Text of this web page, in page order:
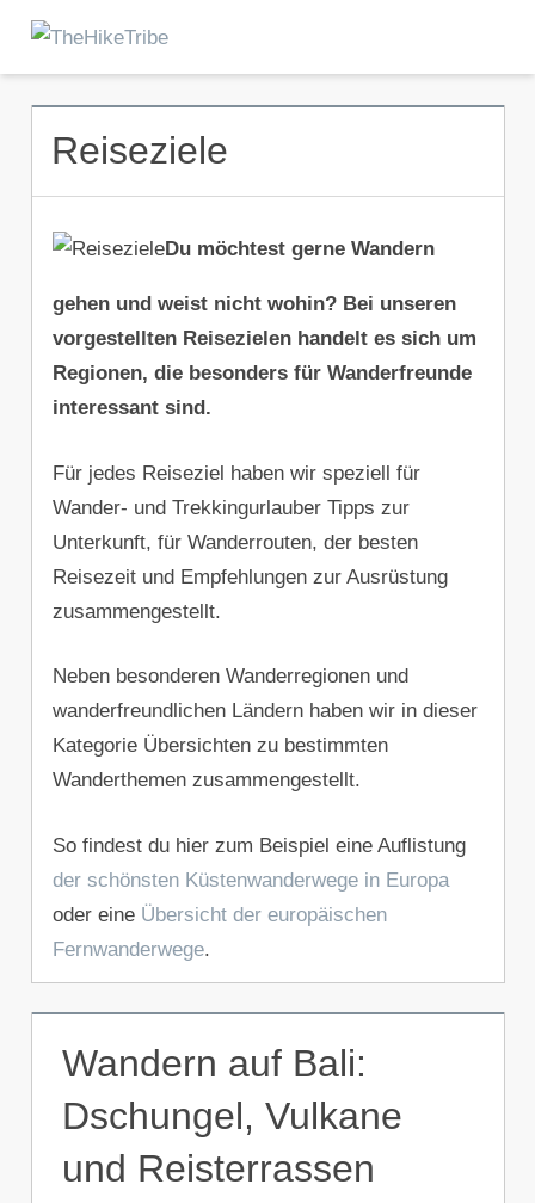
Zum
Reiseziele
Du möchtest gerne Wandern
gehen und weist nicht wohin? Bei unseren
vorgestellten Reisezielen handelt es sich um
Regionen, die besonders für Wanderfreunde
interessant sind.
Für jedes Reiseziel haben wir speziell für
Wander- und Trekkingurlauber Tipps zur
Unterkunft, für Wanderrouten, der besten
Reisezeit und Empfehlungen zur Ausrüstung
zusammengestellt.
Neben besonderen Wanderregionen und
wanderfreundlichen Ländern haben wir in dieser
Kategorie Übersichten zu bestimmten
Wanderthemen zusammengestellt.
So findest du hier zum Beispiel eine Auflistung
der schönsten Küstenwanderwege in Europa
oder eine Übersicht der europäischen
Fernwanderwege.
Wandern auf Bali:
Dschungel, Vulkane
und Reisterrassen